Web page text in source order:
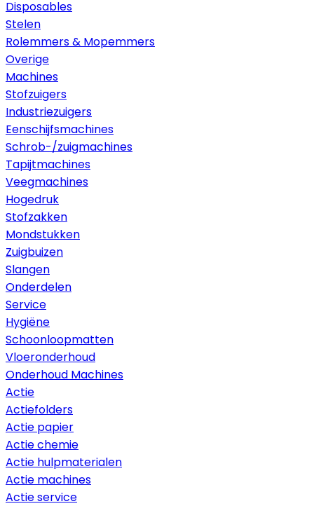
Disposables
Stelen
Rolemmers & Mopemmers
Overige
Machines
Stofzuigers
Industriezuigers
Eenschijfsmachines
Schrob-/zuigmachines
Tapijtmachines
Veegmachines
Hogedruk
Stofzakken
Mondstukken
Zuigbuizen
Slangen
Onderdelen
Service
Hygiëne
Schoonloopmatten
Vloeronderhoud
Onderhoud Machines
Actie
Actiefolders
Actie papier
Actie chemie
Actie hulpmaterialen
Actie machines
Actie service